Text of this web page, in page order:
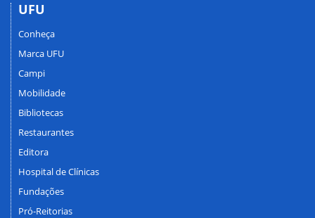
UFU
Conheça
Marca UFU
Campi
Mobilidade
Bibliotecas
Restaurantes
Editora
Hospital de Clínicas
Fundações
Pró-Reitorias